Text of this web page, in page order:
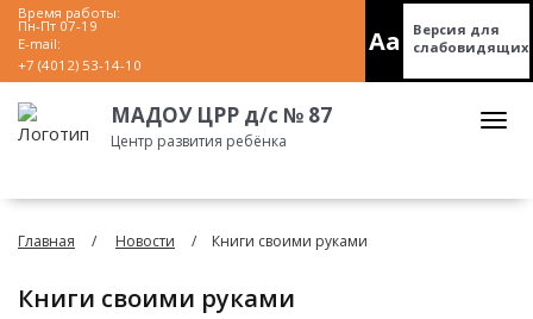
Время работы:
Пн-Пт 07-19
E-mail:
+7 (4012) 53-14-10
Aa
Версия для
слабовидящих
МАДОУ ЦРР д/с № 87
Центр развития ребёнка
Главная Новости Книги своими руками
Книги своими руками